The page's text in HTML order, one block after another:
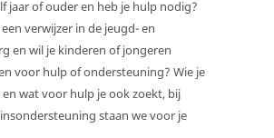
jaar of ouder en heb je hulp nodig?
verwijzer in de jeugd- en
en wil je kinderen of jongeren
voor hulp of ondersteuning? Wie je
wat voor hulp je ook zoekt, bij
staan we voor je
stapjes
en gedrag
kinderen